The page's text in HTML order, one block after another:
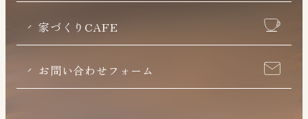
家づくりCAFE
お問い合わせフォーム